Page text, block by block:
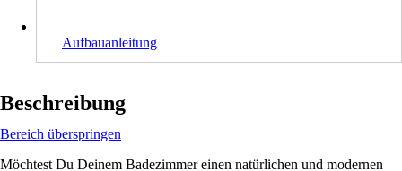
Aufbauanleitung
Beschreibung
Bereich überspringen
Möchtest Du Deinem Badezimmer einen natürlichen und modernen